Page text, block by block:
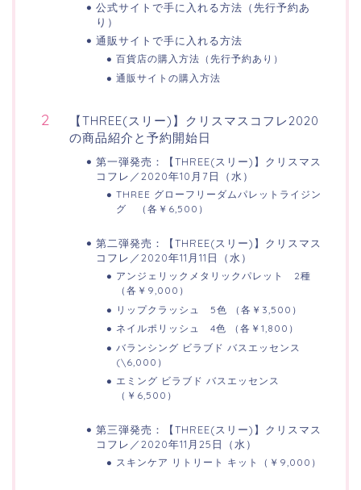
公式サイトで手に入れる方法（先行予約あ
り）
通販サイトで手に入れる方法
百貨店の購入方法（先行予約あり）
通販サイトの購入方法
【THREE(スリー)】クリスマスコフレ2020
の商品紹介と予約開始日
第一弾発売：【THREE(スリー)】クリスマス
コフレ／2020年10月7日（水）
THREE グローフリーダムパレットライジン
グ （各￥6,500）
第二弾発売：【THREE(スリー)】クリスマス
コフレ／2020年11月11日（水）
アンジェリックメタリックパレット 2種
（各￥9,000）
リップクラッシュ 5色 （各￥3,500）
ネイルポリッシュ 4色 （各￥1,800）
バランシング ビラブド バスエッセンス
(\6,000）
エミング ビラブド バスエッセンス
（￥6,500）
第三弾発売：【THREE(スリー)】クリスマス
コフレ／2020年11月25日（水）
スキンケア リトリート キット（￥9,000）